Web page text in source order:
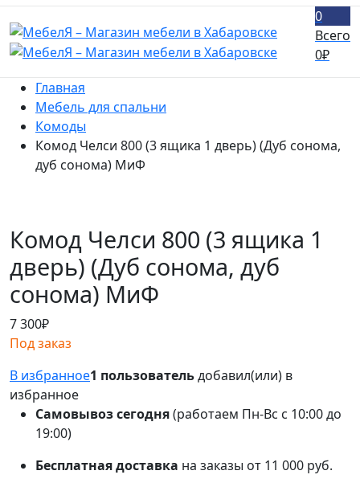
0
Всего
0₽
Главная
Мебель для спальни
Комоды
Комод Челси 800 (3 ящика 1 дверь) (Дуб сонома,
дуб сонома) МиФ
Комод Челси 800 (3 ящика 1
дверь) (Дуб сонома, дуб
сонома) МиФ
7 300₽
Под заказ
В избранное1 пользовательдобавил(или) в
избранное
Самовывоз сегодня(работаем Пн-Вс с 10:00 до
19:00)
Бесплатная доставка на заказы от 11 000 руб.